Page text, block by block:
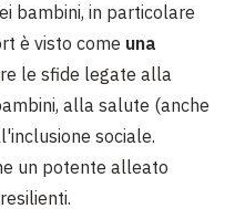
bambini, in particolare
è visto come una
le sfide legate alla
alla salute (anche
sociale.
un potente alleato